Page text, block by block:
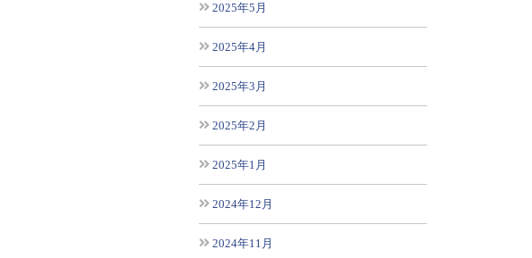
2025年5月
2025年4月
2025年3月
2025年2月
2025年1月
2024年12月
2024年11月